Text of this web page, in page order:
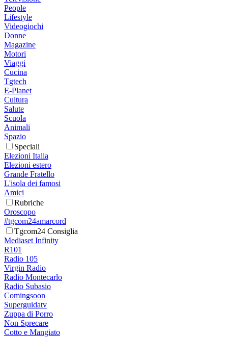
People
Lifestyle
Videogiochi
Donne
Magazine
Motori
Viaggi
Cucina
Tgtech
E-Planet
Cultura
Salute
Scuola
Animali
Spazio
Speciali
Elezioni Italia
Elezioni estero
Grande Fratello
L'isola dei famosi
Amici
Rubriche
Oroscopo
#tgcom24amarcord
Tgcom24 Consiglia
Mediaset Infinity
R101
Radio 105
Virgin Radio
Radio Montecarlo
Radio Subasio
Comingsoon
Superguidatv
Zuppa di Porro
Non Sprecare
Cotto e Mangiato